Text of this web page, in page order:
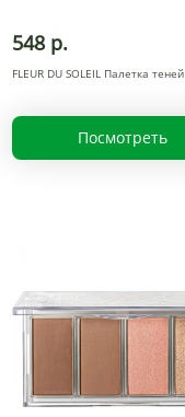
548 р.
FLEUR DU SOLEIL Палетка теней
Посмотреть